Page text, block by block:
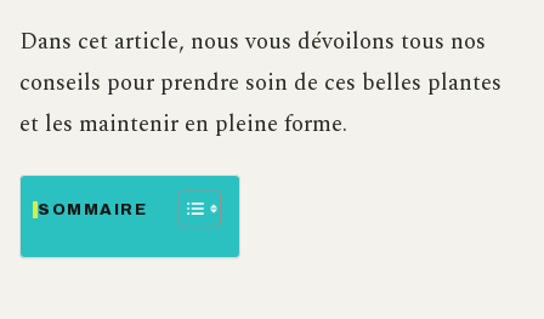
Dans cet article, nous vous dévoilons tous nos
conseils pour prendre soin de ces belles plantes
et les maintenir en pleine forme.
SOMMAIRE